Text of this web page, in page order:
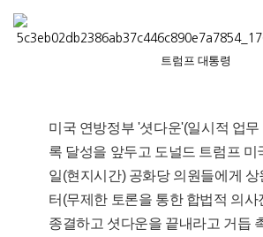
트럼프 대통령
미국 연방정부 '셧다운'(일시적 업무
록 달성을 앞두고 도널드 트럼프 미
일(현지시간) 공화당 의원들에게
터(무제한 토론을 통한 합법적 의사
종결하고 셧다운을 끝내라고 거듭